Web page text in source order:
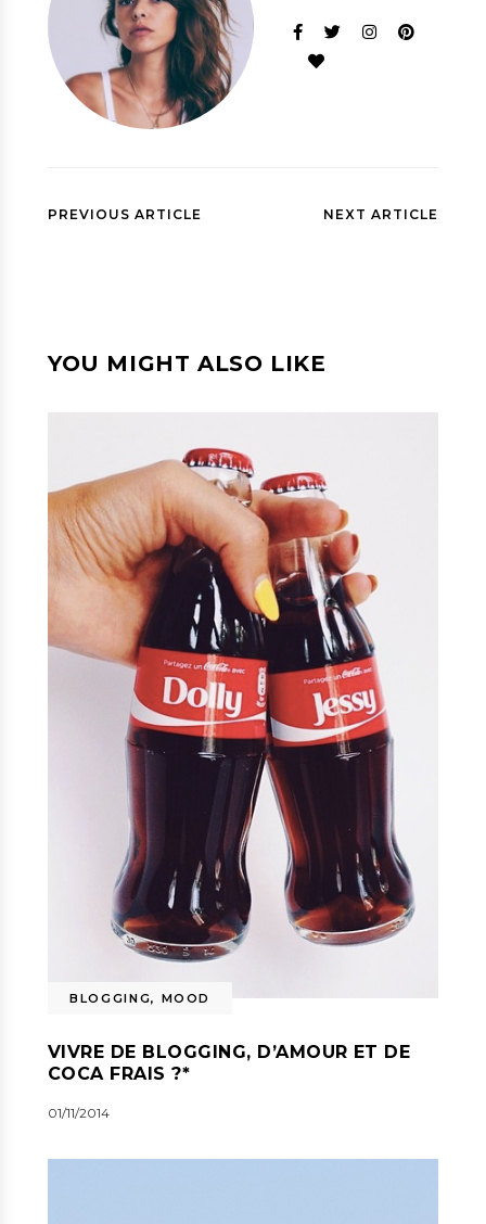
PREVIOUS ARTICLE NEXT ARTICLE
YOU MIGHT ALSO LIKE
BLOGGING, MOOD
VIVRE DE BLOGGING, D’AMOUR ET DE
COCA FRAIS ?*
01/11/2014